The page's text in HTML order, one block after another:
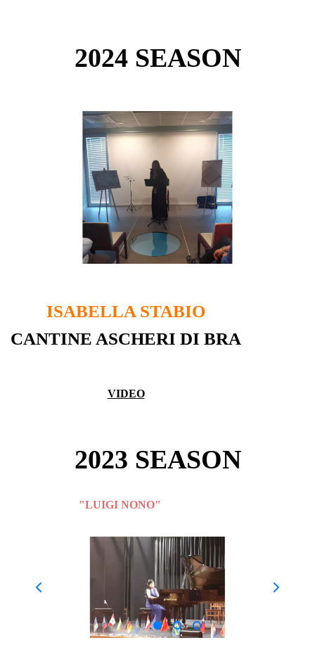
2024 SEASON
ISABELLA STABIO
CANTINE ASCHERI DI BRA
VIDEO
2023 SEASON
"LUIGI NONO"